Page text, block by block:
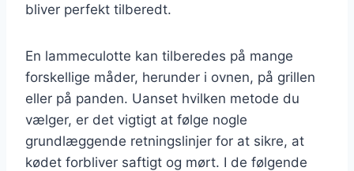
bliver perfekt tilberedt.
En lammeculotte kan tilberedes på mange
forskellige måder, herunder i ovnen, på grillen
eller på panden. Uanset hvilken metode du
vælger, er det vigtigt at følge nogle
grundlæggende retningslinjer for at sikre, at
kødet forbliver saftigt og mørt. I de følgende